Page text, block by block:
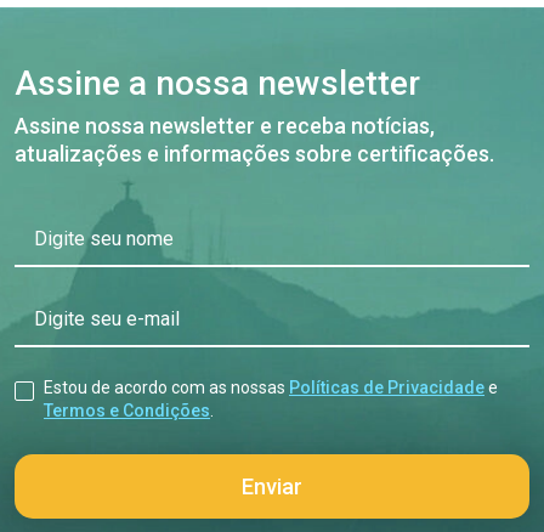
Assine a nossa newsletter
Assine nossa newsletter e receba notícias,
atualizações e informações sobre certificações.
Digite seu nome
Digite seu e-mail
Estou de acordo com as nossas Políticas de Privacidadee
Termos e Condições